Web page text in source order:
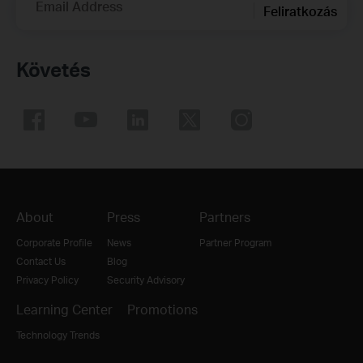
Email Address Feliratkozás
Követés
About
Corporate Profile
Contact Us
Privacy Policy
Press
News
Blog
Security Advisory
Partners
Partner Program
Learning Center
Technology Trends
Promotions